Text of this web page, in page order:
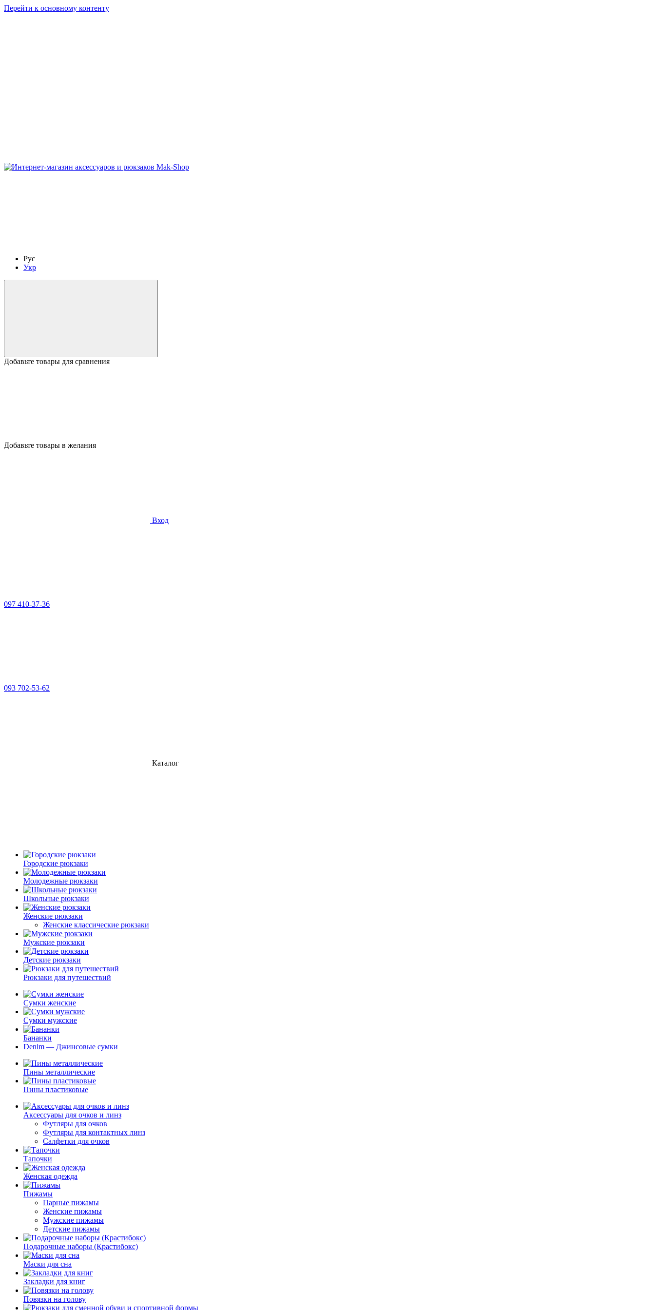
Перейти к основному контенту
Рус
Укр
Добавьте товары для сравнения
Добавьте товары в желания
Вход
097 410-37-36
093 702-53-62
Каталог
Городские рюкзаки
Молодежные рюкзаки
Школьные рюкзаки
Женские рюкзаки
Женские классические рюкзаки
Мужские рюкзаки
Детские рюкзаки
Рюкзаки для путешествий
Сумки женские
Сумки мужские
Бананки
Denim — Джинсовые сумки
Пины металлические
Пины пластиковые
Аксессуары для очков и линз
Футляры для очков
Футляры для контактных линз
Салфетки для очков
Тапочки
Женская одежда
Пижамы
Парные пижамы
Женские пижамы
Мужские пижамы
Детские пижамы
Подарочные наборы (Крастибокс)
Маски для сна
Закладки для книг
Повязки на голову